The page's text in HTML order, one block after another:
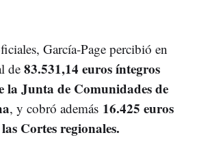
García-Page percibió en
de 83.531,14 euros íntegros
la Junta de Comunidades de
, y cobró además 16.425 euros
Cortes regionales.